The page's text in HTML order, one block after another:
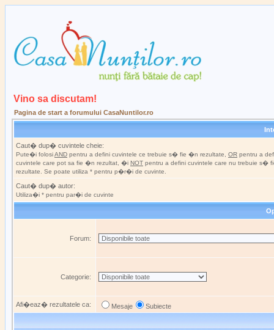
Vino sa discutam!
Pagina de start a forumului CasaNuntilor.ro
Caut� dup� cuvintele cheie:
Pute�i folosiAND pentru a defini cuvintele ce trebuie s� fie �n rezultate, OR pentru a
cuvintele care pot sa fie �n rezultat, �i NOT pentru a defini cuvintele care nu trebuie s�
rezultate. Se poate utiliza * pentru p�r�i de cuvinte.
Caut� dup� autor:
Utiliza�i * pentru par�i de cuvinte
Forum:
Categorie:
Afi�eaz� rezultatele ca: Mesaje Subiecte